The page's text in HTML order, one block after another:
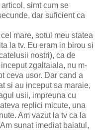
simt cum se
dar suficient ca
mare, sotul meu statea
la tv. Eu eram in birou si
nostri), ca de
zgaltaiala, nu m-
ceva usor. Dar cand a
si au inceput sa maraie,
usii, impreuna cu
replici micute, una
Am vazut la tv ca la
sunat imediat baiatul,